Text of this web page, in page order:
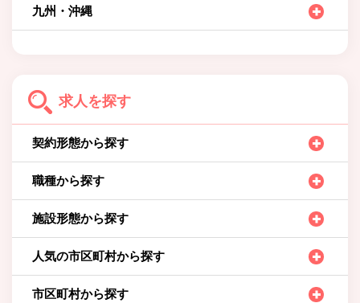
九州・沖縄
求人を探す
契約形態から探す
職種から探す
施設形態から探す
人気の市区町村から探す
市区町村から探す